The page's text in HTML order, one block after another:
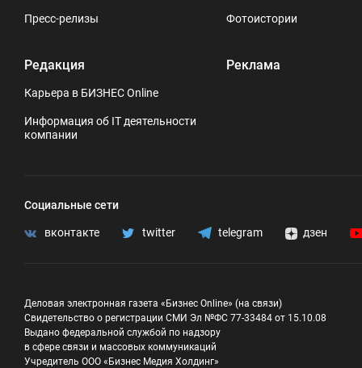
Пресс-релизы
Редакция
Карьера в БИЗНЕС Online
Информация об IT деятельности
компании
Фотоистории
Реклама
Социальные сети
вконтакте twitter telegram дзен
Деловая электронная газета «Бизнес Online» (на связи)
Свидетельство о регистрации СМИ Эл №ФС 77-33484 от 15.10.08
Выдано федеральной службой по надзору
в сфере связи и массовых коммуникаций
Учредитель ООО «Бизнес Медия Холдинг»